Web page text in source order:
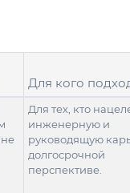
Для кого
Для тех, кто
инженерную и
руководящую
долгосрочной
перспективе.